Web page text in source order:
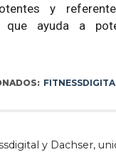
y
que ayuda a
y Dachser,